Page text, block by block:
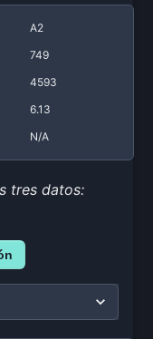
A2
749
4593
6.13
N/A
tres datos: